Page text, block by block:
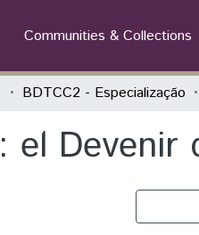
Communities & Collections
BDTCC2 - Especialização
el